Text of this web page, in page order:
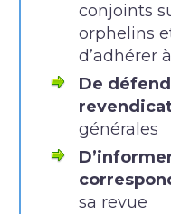
conjoints
orphelins
d’adhérer
De
générales
sa revue